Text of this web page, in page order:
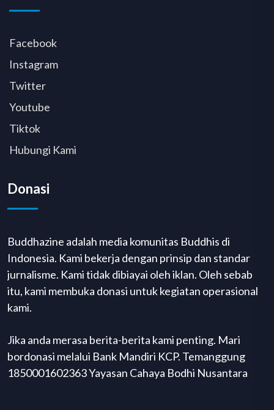
Facebook
Instagram
Twitter
Youtube
Tiktok
Hubungi Kami
Donasi
Buddhazine adalah media komunitas Buddhis di
Indonesia. Kami bekerja dengan prinsip dan standar
jurnalisme. Kami tidak dibiayai oleh iklan. Oleh sebab
itu, kami membuka donasi untuk kegiatan operasional
kami.
Jika anda merasa berita-berita kami penting. Mari
bordonasi melalui Bank Mandiri KCP. Temanggung
1850001602363 Yayasan Cahaya Bodhi Nusantara